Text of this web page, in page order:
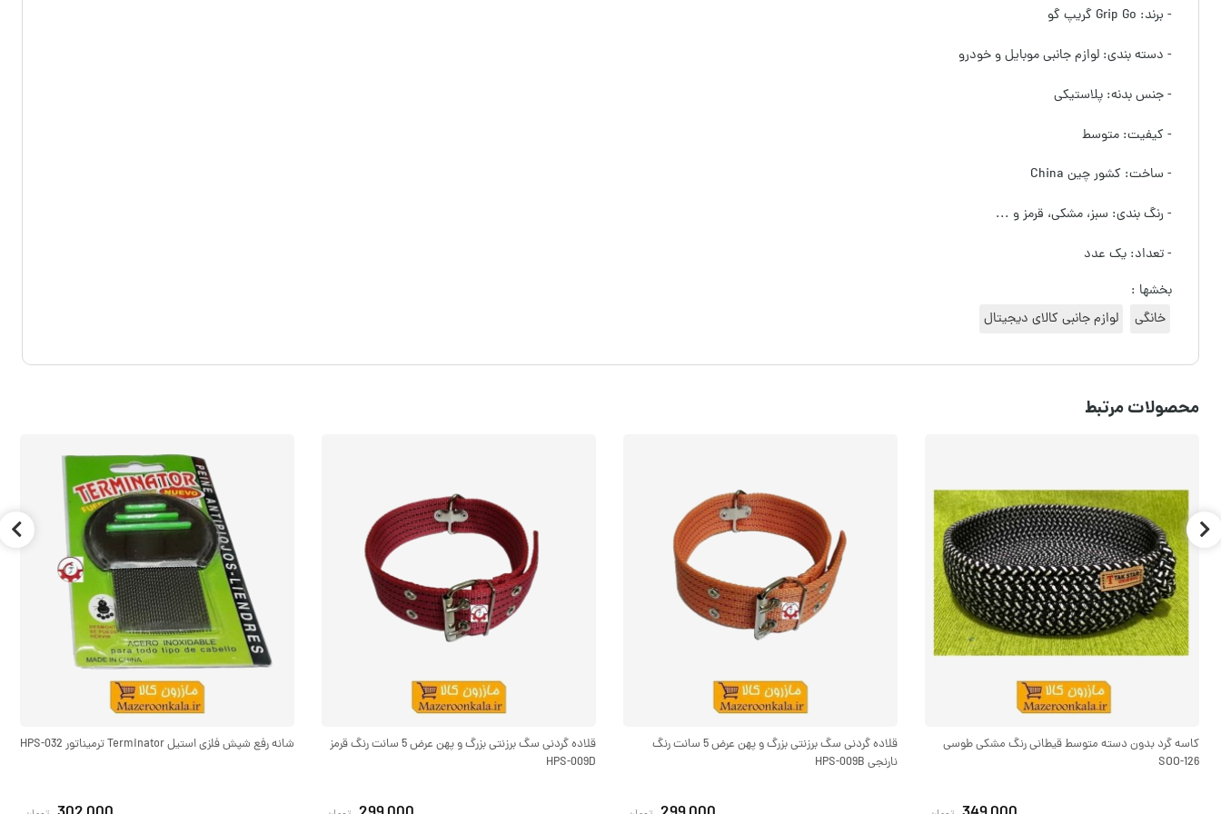
- برند: Grip Go گریپ گو
- دسته بندی: لوازم جانبی موبایل و خودرو
- جنس بدنه: پلاستیکی
- کیفیت: متوسط
- ساخت: کشور چین China
- رنگ بندی: سبز، مشکی، قرمز و ...
- تعداد: یک عدد
بخشها :
خانگی
لوازم جانبی کالای دیجیتال
محصولات مرتبط
کاسه گرد بدون دسته متوسط قیطانی رنگ مشکی طوسی
SOO-126
قلاده گردنی سگ برزنتی بزرگ و پهن عرض 5 سانت رنگ
نارنجی HPS-009B
قلاده گردنی سگ برزنتی بزرگ و پهن عرض 5 سانت رنگ قرمز
HPS-009D
شانه رفع شپش فلزی استیل Terminator ترمیناتور HPS-032